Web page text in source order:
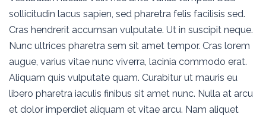
sollicitudin lacus sapien, sed pharetra felis facilisis sed.
Cras hendrerit accumsan vulputate. Ut in suscipit neque.
Nunc ultrices pharetra sem sit amet tempor. Cras lorem
augue, varius vitae nunc viverra, lacinia commodo erat.
Aliquam quis vulputate quam. Curabitur ut mauris eu
libero pharetra iaculis finibus sit amet nunc. Nulla at arcu
et dolor imperdiet aliquam et vitae arcu. Nam aliquet